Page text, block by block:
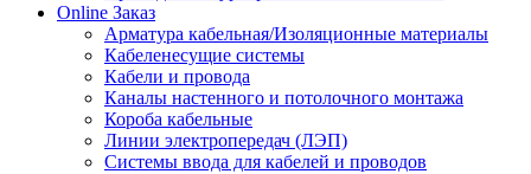
Online Заказ
Арматура кабельная/Изоляционные материалы
Кабеленесущие системы
Кабели и провода
Каналы настенного и потолочного монтажа
Короба кабельные
Линии электропередач (ЛЭП)
Системы ввода для кабелей и проводов